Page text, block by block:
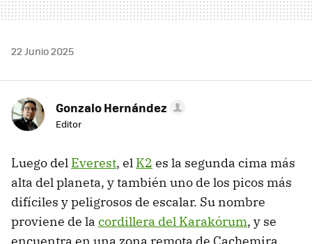
22 Junio 2025
Gonzalo Hernández
Editor
Luego del Everest, el K2 es la segunda cima más
alta del planeta, y también uno de los picos más
difíciles y peligrosos de escalar. Su nombre
proviene de la cordillera del Karakórum, y se